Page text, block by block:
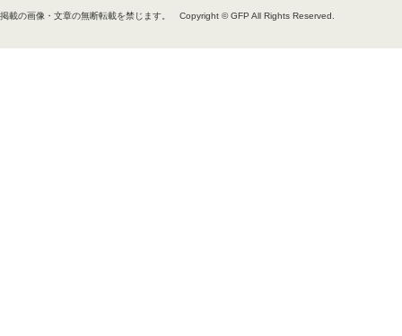
掲載の画像・文章の無断転載を禁じます。 Copyright © GFP All Rights Reserved.